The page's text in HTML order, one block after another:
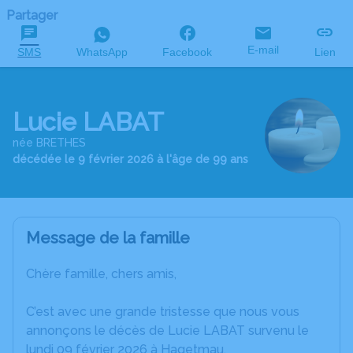
Partager
SMS WhatsApp Facebook E-mail Lien
Lucie LABAT
née BRETHES
décédée le 9 février 2026 à l'âge de 99 ans
Message de la famille
Chère famille, chers amis,
C’est avec une grande tristesse que nous vous
annonçons le décès de Lucie LABAT survenu le
lundi 09 février 2026 à Hagetmau.